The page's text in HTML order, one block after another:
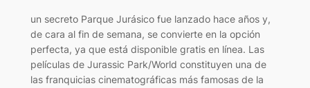
un secreto Parque Jurásico fue lanzado hace años y,
de cara al fin de semana, se convierte en la opción
perfecta, ya que está disponible gratis en línea. Las
películas de Jurassic Park/World constituyen una de
las franquicias cinematográficas más famosas de la